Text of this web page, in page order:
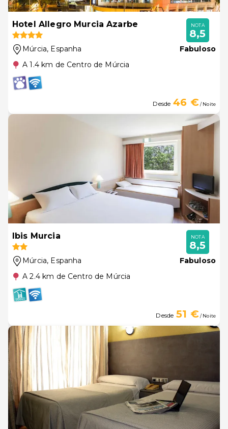
Hotel Allegro Murcia Azarbe
Múrcia, Espanha
A 1.4 km de Centro de Múrcia
NOTA
8,5
Fabuloso
Desde 46 €/ Noite
Ibis Murcia
Múrcia, Espanha
A 2.4 km de Centro de Múrcia
NOTA
8,5
Fabuloso
Desde 51 €/ Noite